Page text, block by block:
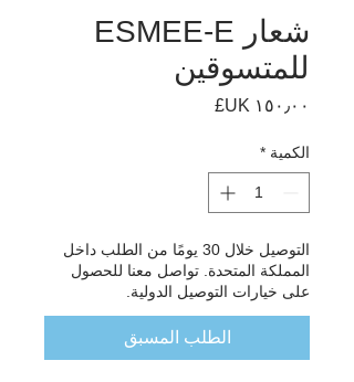
شعار ESMEE-E
للمتسوقين
السعر
الكمية *
التوصيل خلال 30 يومًا من الطلب داخل
المملكة المتحدة. تواصل معنا للحصول
على خيارات التوصيل الدولية.
الطلب المسبق